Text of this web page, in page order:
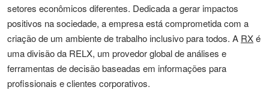
setores econômicos diferentes. Dedicada a gerar impactos
positivos na sociedade, a empresa está comprometida com a
criação de um ambiente de trabalho inclusivo para todos. A RXé
uma divisão da RELX, um provedor global de análises e
ferramentas de decisão baseadas em informações para
profissionais e clientes corporativos.